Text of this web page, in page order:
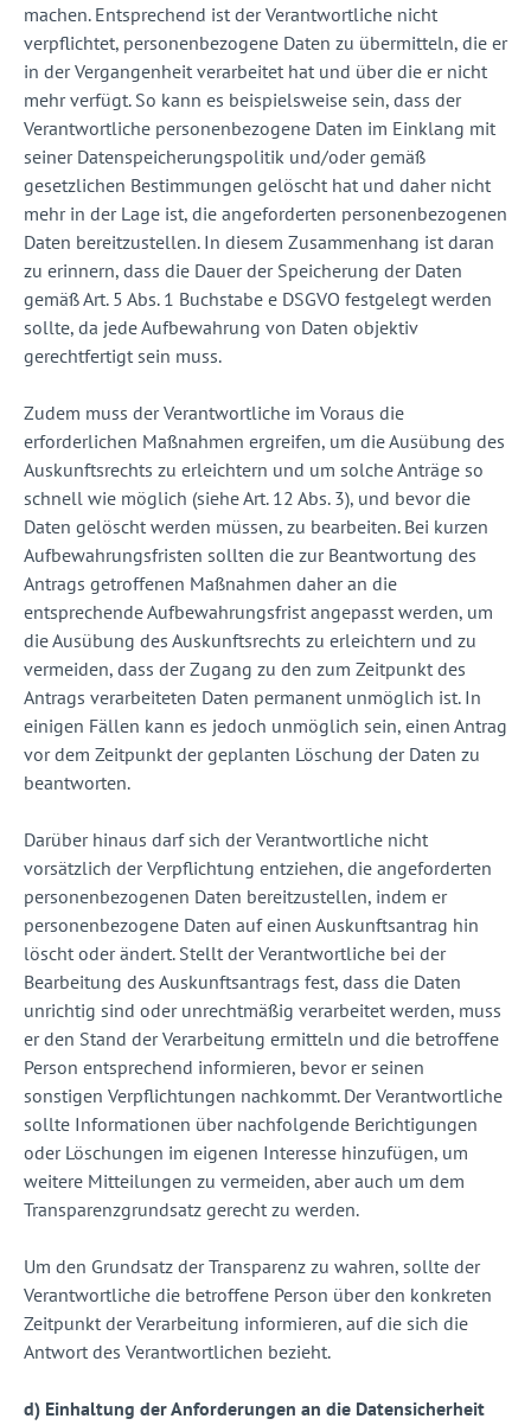
machen. Entsprechend ist der Verantwortliche nicht
verpflichtet, personenbezogene Daten zu übermitteln, die er
in der Vergangenheit verarbeitet hat und über die er nicht
mehr verfügt. So kann es beispielsweise sein, dass der
Verantwortliche personenbezogene Daten im Einklang mit
seiner Datenspeicherungspolitik und/oder gemäß
gesetzlichen Bestimmungen gelöscht hat und daher nicht
mehr in der Lage ist, die angeforderten personenbezogenen
Daten bereitzustellen. In diesem Zusammenhang ist daran
zu erinnern, dass die Dauer der Speicherung der Daten
gemäß Art. 5 Abs. 1 Buchstabe e DSGVO festgelegt werden
sollte, da jede Aufbewahrung von Daten objektiv
gerechtfertigt sein muss.
Zudem muss der Verantwortliche im Voraus die
erforderlichen Maßnahmen ergreifen, um die Ausübung des
Auskunftsrechts zu erleichtern und um solche Anträge so
schnell wie möglich (siehe Art. 12 Abs. 3), und bevor die
Daten gelöscht werden müssen, zu bearbeiten. Bei kurzen
Aufbewahrungsfristen sollten die zur Beantwortung des
Antrags getroffenen Maßnahmen daher an die
entsprechende Aufbewahrungsfrist angepasst werden, um
die Ausübung des Auskunftsrechts zu erleichtern und zu
vermeiden, dass der Zugang zu den zum Zeitpunkt des
Antrags verarbeiteten Daten permanent unmöglich ist. In
einigen Fällen kann es jedoch unmöglich sein, einen Antrag
vor dem Zeitpunkt der geplanten Löschung der Daten zu
beantworten.
Darüber hinaus darf sich der Verantwortliche nicht
vorsätzlich der Verpflichtung entziehen, die angeforderten
personenbezogenen Daten bereitzustellen, indem er
personenbezogene Daten auf einen Auskunftsantrag hin
löscht oder ändert. Stellt der Verantwortliche bei der
Bearbeitung des Auskunftsantrags fest, dass die Daten
unrichtig sind oder unrechtmäßig verarbeitet werden, muss
er den Stand der Verarbeitung ermitteln und die betroffene
Person entsprechend informieren, bevor er seinen
sonstigen Verpflichtungen nachkommt. Der Verantwortliche
sollte Informationen über nachfolgende Berichtigungen
oder Löschungen im eigenen Interesse hinzufügen, um
weitere Mitteilungen zu vermeiden, aber auch um dem
Transparenzgrundsatz gerecht zu werden.
Um den Grundsatz der Transparenz zu wahren, sollte der
Verantwortliche die betroffene Person über den konkreten
Zeitpunkt der Verarbeitung informieren, auf die sich die
Antwort des Verantwortlichen bezieht.
d) Einhaltung der Anforderungen an die Datensicherheit